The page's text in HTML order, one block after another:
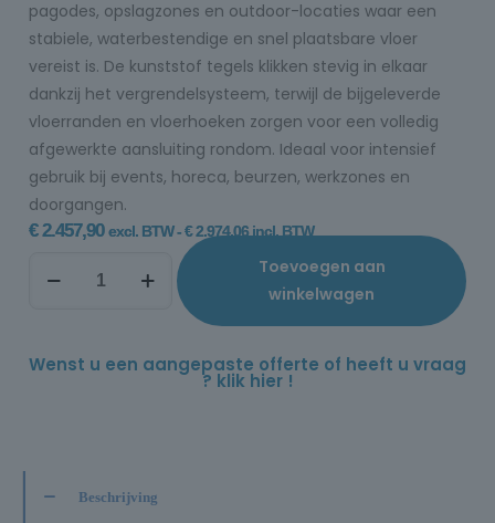
pagodes, opslagzones en outdoor-locaties waar een
stabiele, waterbestendige en snel plaatsbare vloer
vereist is. De kunststof tegels klikken stevig in elkaar
dankzij het vergrendelsysteem, terwijl de bijgeleverde
vloerranden en vloerhoeken zorgen voor een volledig
afgewerkte aansluiting rondom. Ideaal voor intensief
gebruik bij events, horeca, beurzen, werkzones en
doorgangen.
€2.457,90 excl. BTW -€2.974,06 incl. BTW
Toevoegen aan
winkelwagen
Wenst u een aangepaste offerte of heeft u vraag
? klik hier !
Beschrijving